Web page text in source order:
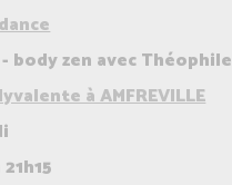
body zen avec Théophile
à AMFREVILLE